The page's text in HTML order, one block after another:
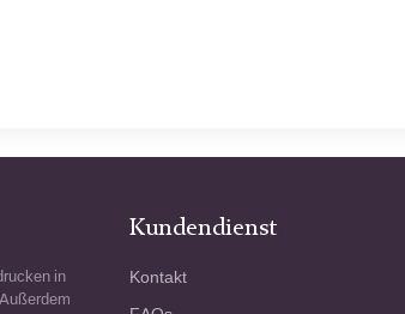
in
Kundendienst
Kontakt